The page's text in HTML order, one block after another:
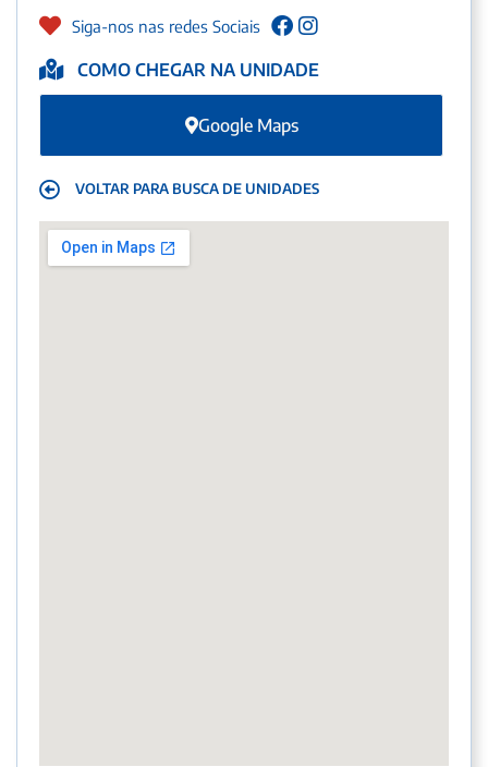
Siga-nos nas redes Sociais
COMO CHEGAR NA UNIDADE
Google Maps
VOLTAR PARA BUSCA DE UNIDADES